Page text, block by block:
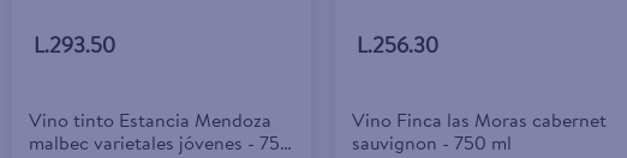
L.293.50
Vino tinto Estancia Mendoza
malbec varietales jóvenes - 750
L.256.30
Vino Finca las Moras cabernet
sauvignon - 750 ml